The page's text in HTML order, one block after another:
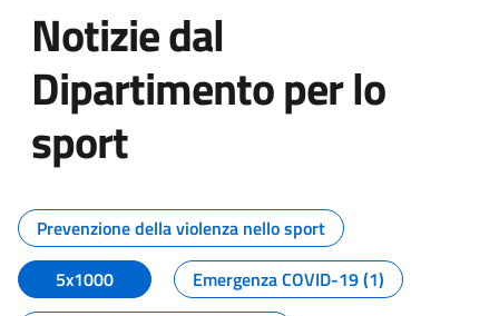
Notizie dal
Dipartimento per lo
sport
Tutti i contenuti della pagina
Prevenzione della violenza nello sport
5x1000
Emergenza COVID-19 (1)